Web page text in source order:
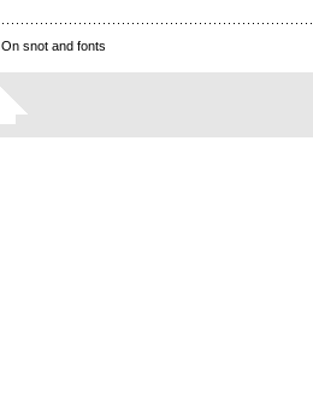
On snot and fonts